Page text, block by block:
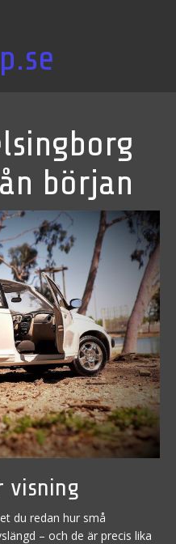
början
visning
du redan hur små
– och de är precis lika